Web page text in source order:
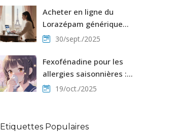
médicaments de marque
Acheter en ligne du
Lorazépam générique
pas cher
30/sept./2025
Fexofénadine pour les
allergies saisonnières :
conseils pour obtenir les
19/oct./2025
Etiquettes Populaires